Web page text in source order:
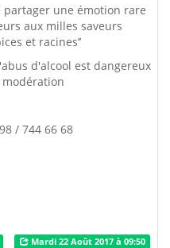
partager une émotion rare
aux milles saveurs
et racines’’
d'alcool est dangereux
modération
/ 744 66 68
Mardi 22 Août 2017 à 09:50